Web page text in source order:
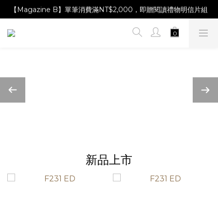
【Magazine B】單筆消費滿NT$2,000，即贈閱讀禮物明信片組
【Magazine B】單筆消費滿NT$2,000，即贈閱讀禮物明信片組
【林青那 carta 畫作】線上獨家開售，凡購買即贈限量紀念海報
新品上市